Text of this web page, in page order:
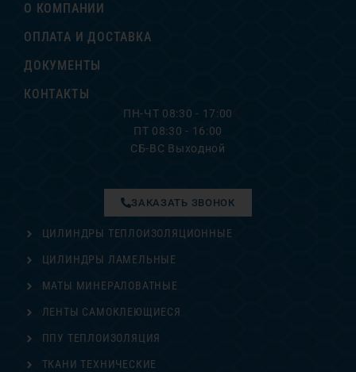
О КОМПАНИИ
ОПЛАТА И ДОСТАВКА
ДОКУМЕНТЫ
КОНТАКТЫ
ПН-ЧТ 08:30 - 17:00
ПТ 08:30 - 16:00
СБ-ВС Выходной
ЦИЛИНДРЫ ТЕПЛОИЗОЛЯЦИОННЫЕ
ЦИЛИНДРЫ ЛАМЕЛЬНЫЕ
МАТЫ МИНЕРАЛОВАТНЫЕ
ЛЕНТЫ САМОКЛЕЮЩИЕСЯ
ППУ ТЕПЛОИЗОЛЯЦИЯ
ТКАНИ ТЕХНИЧЕСКИЕ
ЗАКАЗАТЬ ЗВОНОК